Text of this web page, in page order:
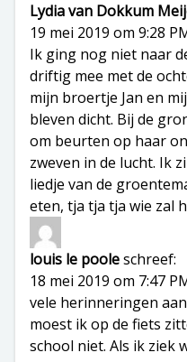
Lydia van Dokkum
19 mei 2019 om 9:28
Ik ging nog niet naar
driftig mee met de
mijn broertje Jan en
bleven dicht. Bij de
om beurten op haar
zweven in de lucht. Ik
liedje van de
eten, tja tja tja wie zal
louis le pooleschreef:
18 mei 2019 om 7:47
vele herinneringen
moest ik op de fiets
school niet. Als ik ziek